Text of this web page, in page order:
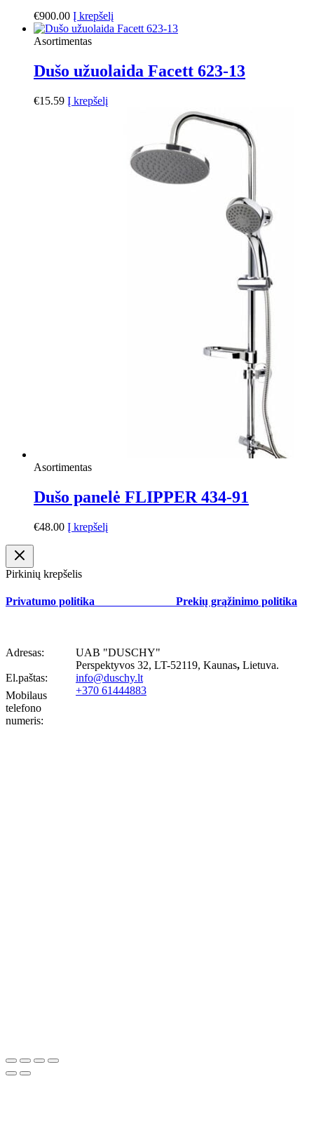
€900.00 Į krepšelį
Asortimentas
Dušo užuolaida Facett 623-13
€15.59 Į krepšelį
Asortimentas
Dušo panelė FLIPPER 434-91
€48.00 Į krepšelį
Pirkinių krepšelis
Privatumo politika Prekių grąžinimo politika
Adresas:
UAB "DUSCHY"
Perspektyvos 32, LT-52119, Kaunas, Lietuva.
El.paštas:
info@duschy.lt
Mobilaus
telefono
numeris:
+370 61444883